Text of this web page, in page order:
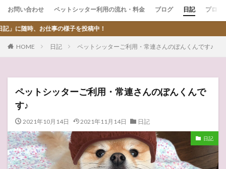
お問い合わせ ペットシッター利用の流れ・料金 ブログ 日記 プロフ
を投稿中！
HOME 日記 ペットシッターご利用・常連さんのぽんくんです♪
ペットシッターご利用・常連さんのぽんくんで
す♪
2021年10月14日 2021年11月14日 日記
日記